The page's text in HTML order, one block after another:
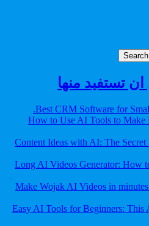
تستفيد منها
Best CRM Software for
How to Use AI Tools to Make
Content Ideas with AI: The Secret
Long AI Videos Generator: How
Make Wojak AI Videos in
Easy AI Tools for Beginners: This